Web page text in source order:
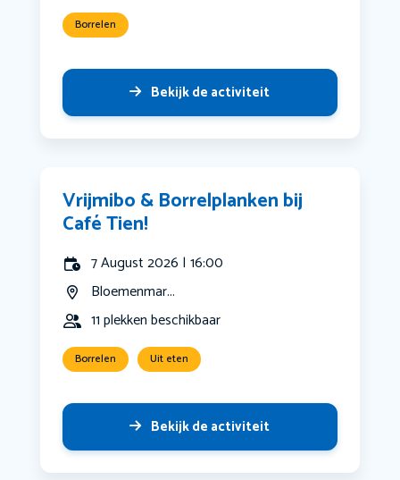
Borrelen
Bekijk de activiteit
Vrijmibo & Borrelplanken bij
Café Tien!
7 August 2026 | 16:00
Bloemenmar...
11 plekken beschikbaar
Borrelen Uit eten
Bekijk de activiteit